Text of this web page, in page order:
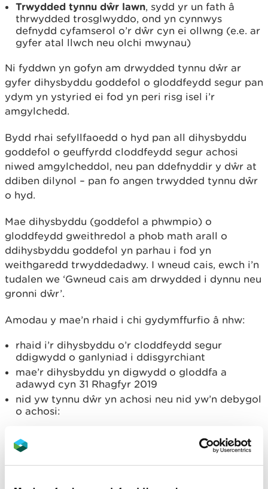
Trwydded tynnu dŵr lawn, sydd yr un fath â
thrwydded trosglwyddo, ond yn cynnwys
defnydd cyfamserol o’r dŵr cyn ei ollwng (e.e. ar
gyfer atal llwch neu olchi mwynau)
Ni fyddwn yn gofyn am drwydded tynnu dŵr ar
gyfer dihysbyddu goddefol o gloddfeydd segur pan
ydym yn ystyried ei fod yn peri risg isel i’r
amgylchedd.
Bydd rhai sefyllfaoedd o hyd pan all dihysbyddu
goddefol o geuffyrdd cloddfeydd segur achosi
niwed amgylcheddol, neu pan ddefnyddir y dŵr at
ddiben dilynol – pan fo angen trwydded tynnu dŵr
o hyd.
Mae dihysbyddu (goddefol a phwmpio) o
gloddfeydd gweithredol a phob math arall o
ddihysbyddu goddefol yn parhau i fod yn
weithgaredd trwyddedadwy. I wneud cais, ewch i’n
tudalen we ‘Gwneud cais am drwydded i dynnu neu
gronni dŵr’.
Amodau y mae’n rhaid i chi gydymffurfio â nhw:
rhaid i’r dihysbyddu o’r cloddfeydd segur
ddigwydd o ganlyniad i ddisgyrchiant
mae’r dihysbyddu yn digwydd o gloddfa a
adawyd cyn 31 Rhagfyr 2019
nid yw tynnu dŵr yn achosi neu nid yw’n debygol
o achosi:
(a) difrod i safle cadwraeth neu nodweddion
penodol y tu fewn i safle o’r fath, neu arno
(b) difrod i rhywogaethau a warchodir